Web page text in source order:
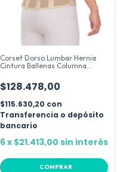
Corset Dorso Lumbar Hernia
Cintura Ballenas Columna
$128.478,00
$115.630,20 con
Transferencia o depósito
bancario
6x $21.413,00 sin interés
COMPRAR